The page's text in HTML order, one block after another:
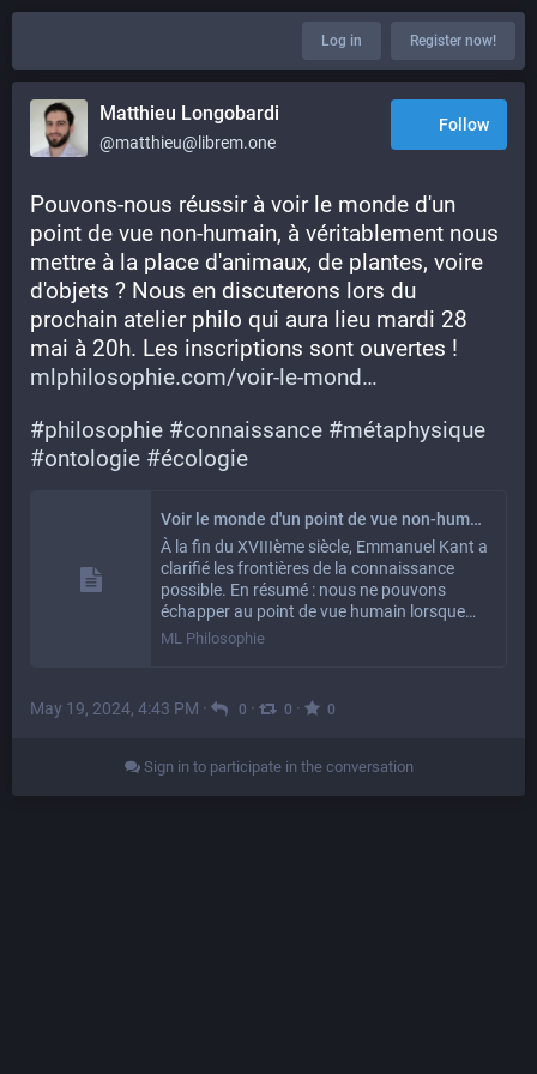
Log in Register now!
Matthieu Longobardi
@matthieu@librem.one
Follow
Pouvons-nous réussir à voir le monde d'un
point de vue non-humain, à véritablement nous
mettre à la place d'animaux, de plantes, voire
d'objets ? Nous en discuterons lors du
prochain atelier philo qui aura lieu mardi 28
mai à 20h. Les inscriptions sont ouvertes !
mlphilosophie.com/voir-le-mond
#philosophie #connaissance #métaphysique
#ontologie #écologie
Voir le monde d'un point de vue non-humain – Atelier Philo – ML Philosophie
À la fin du XVIIIème siècle, Emmanuel Kant a
clarifié les frontières de la connaissance
possible. En résumé : nous ne pouvons
échapper au point de vue humain lorsque…
ML Philosophie
May 19, 2024, 4:43 PM · 0 · 0 · 0
Sign in to participate in the conversation